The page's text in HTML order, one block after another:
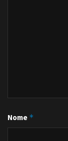
Nome *